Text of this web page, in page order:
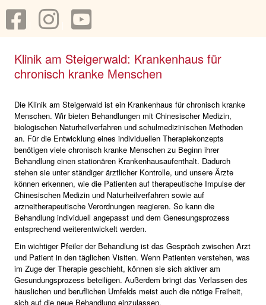
Klinik am Steigerwald: Krankenhaus für
chronisch kranke Menschen
Die Klinik am Steigerwald ist ein Krankenhaus für chronisch kranke
Menschen. Wir bieten Behandlungen mit Chinesischer Medizin,
biologischen Naturheilverfahren und schulmedizinischen Methoden
an. Für die Entwicklung eines individuellen Therapiekonzepts
benötigen viele chronisch kranke Menschen zu Beginn ihrer
Behandlung einen stationären Krankenhausaufenthalt. Dadurch
stehen sie unter ständiger ärztlicher Kontrolle, und unsere Ärzte
können erkennen, wie die Patienten auf therapeutische Impulse der
Chinesischen Medizin und Naturheilverfahren sowie auf
arzneitherapeutische Verordnungen reagieren. So kann die
Behandlung individuell angepasst und dem Genesungsprozess
entsprechend weiterentwickelt werden.
Ein wichtiger Pfeiler der Behandlung ist das Gespräch zwischen Arzt
und Patient in den täglichen Visiten. Wenn Patienten verstehen, was
im Zuge der Therapie geschieht, können sie sich aktiver am
Gesundungsprozess beteiligen. Außerdem bringt das Verlassen des
häuslichen und beruflichen Umfelds meist auch die nötige Freiheit,
sich auf die neue Behandlung einzulassen.